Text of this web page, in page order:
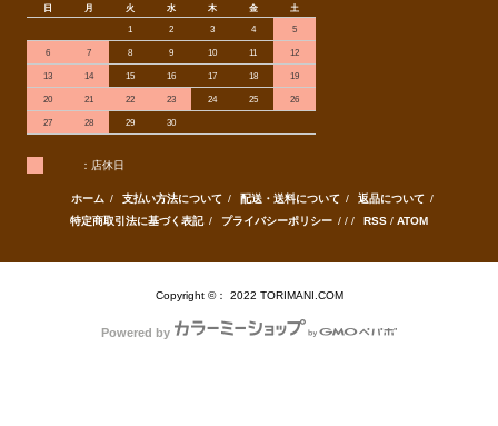
日
月 火 水 木 金
土
1
2 3 4 5
6 7 8 9 10 11 12
13 14 15 16 17 18 19
20 21 22 23 24 25 26
27 28 29 30
：店休日
ホーム / 支払い方法について / 配送・送料について / 返品について /
特定商取引法に基づく表記 / プライバシーポリシー / / / RSS / ATOM
Copyright ©： 2022 TORIMANI.COM
Powered by